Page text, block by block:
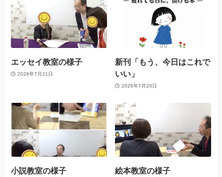
エッセイ教室の様子
2026年7月21日
新刊「もう、今日はこれで
いい」
2026年7月20日
小説教室の様子 絵本教室の様子